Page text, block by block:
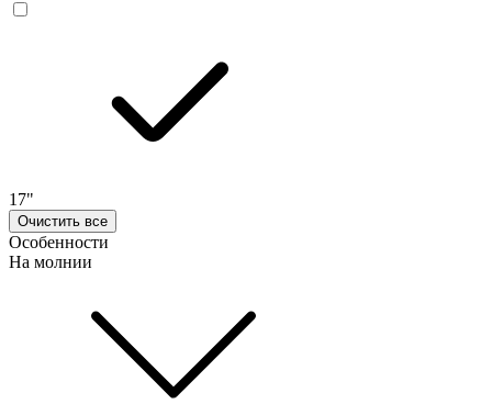
17"
Очистить все
Особенности
На молнии